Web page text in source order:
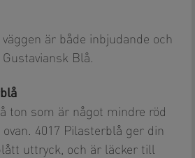
är både inbjudande och
Blå.
ton som är något mindre röd
4017 Pilasterblå ger din
uttryck, och är läcker till